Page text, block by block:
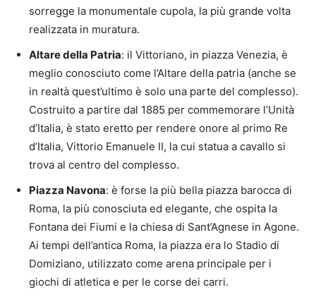
sorregge la monumentale cupola, la più grande volta
realizzata in muratura.
Altare della Patria: il Vittoriano, in piazza Venezia, è
meglio conosciuto come l’Altare della patria (anche se
in realtà quest’ultimo è solo una parte del complesso).
Costruito a partire dal 1885 per commemorare l’Unità
d’Italia, è stato eretto per rendere onore al primo Re
d’Italia, Vittorio Emanuele II, la cui statua a cavallo si
trova al centro del complesso.
Piazza Navona: è forse la più bella piazza barocca di
Roma, la più conosciuta ed elegante, che ospita la
Fontana dei Fiumi e la chiesa di Sant’Agnese in Agone.
Ai tempi dell’antica Roma, la piazza era lo Stadio di
Domiziano, utilizzato come arena principale per i
giochi di atletica e per le corse dei carri.